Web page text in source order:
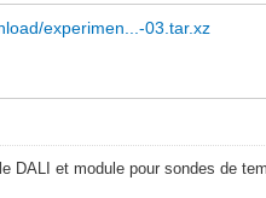
experimen...-03.tar.xz
et module pour sondes de